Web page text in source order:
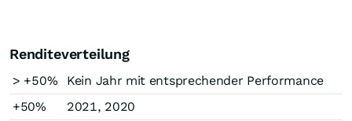
Renditeverteilung
> +50%
Kein Jahr mit entsprechender Performance
+50%
2021, 2020